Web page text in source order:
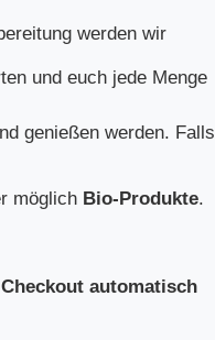
werden wir
und euch jede Menge
genießen werden. Falls
möglich Bio-Produkte.
automatisch